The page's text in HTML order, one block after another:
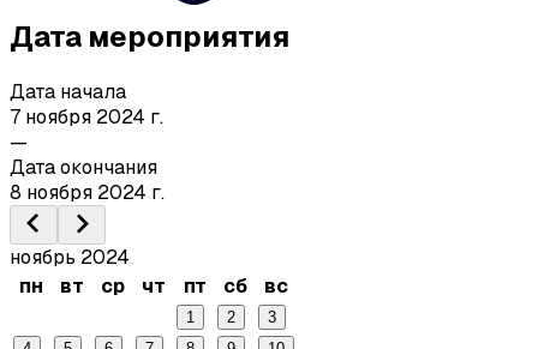
Дата мероприятия
Дата начала
7 ноября 2024 г.
—
Дата окончания
8 ноября 2024 г.
ноябрь 2024
пн
вт ср чт пт сб вс
1 2
3